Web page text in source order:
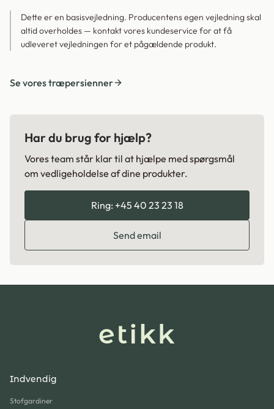
Dette er en basisvejledning. Producentens egen vejledning skal
altid overholdes — kontakt vores kundeservice for at få
udleveret vejledningen for et pågældende produkt.
Se vores træpersienner
Har du brug for hjælp?
Vores team står klar til at hjælpe med spørgsmål
om vedligeholdelse af dine produkter.
Ring: +45 40 23 23 18
Send email
Indvendig
Stofgardiner